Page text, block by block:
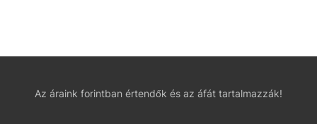
Az áraink forintban értendők és az áfát tartalmazzák!